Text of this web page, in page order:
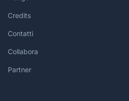
Credits
Contatti
Collabora
Partner